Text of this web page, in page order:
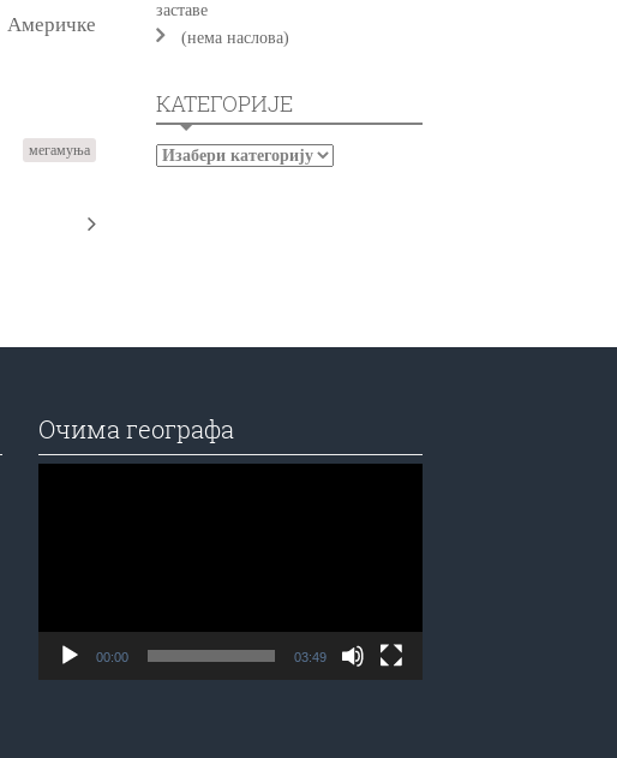
Америчке
мегамуња
заставе
(нема наслова)
КАТЕГОРИЈЕ
Очима географа
00:00 03:49